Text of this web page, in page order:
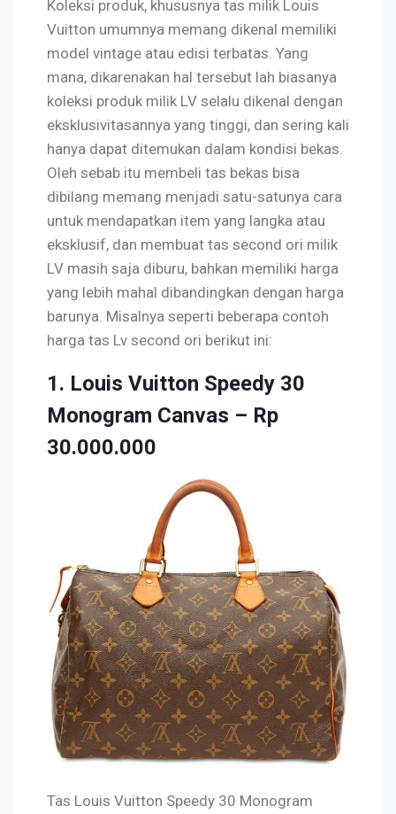
Koleksi produk, khususnya tas milik Louis
Vuitton umumnya memang dikenal memiliki
model vintage atau edisi terbatas. Yang
mana, dikarenakan hal tersebut lah biasanya
koleksi produk milik LV selalu dikenal dengan
eksklusivitasannya yang tinggi, dan sering kali
hanya dapat ditemukan dalam kondisi bekas.
Oleh sebab itu membeli tas bekas bisa
dibilang memang menjadi satu-satunya cara
untuk mendapatkan item yang langka atau
eksklusif, dan membuat tas second ori milik
LV masih saja diburu, bahkan memiliki harga
yang lebih mahal dibandingkan dengan harga
barunya. Misalnya seperti beberapa contoh
harga tas Lv second ori berikut ini:
1. Louis Vuitton Speedy 30
Monogram Canvas – Rp
30.000.000
Tas Louis Vuitton Speedy 30 Monogram